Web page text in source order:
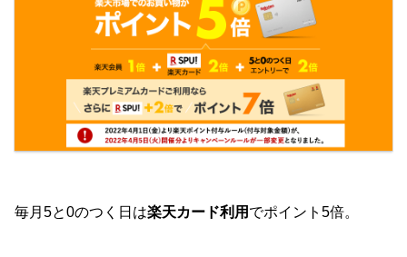
毎月5と0のつく日は楽天カード利用 でポイント5倍。